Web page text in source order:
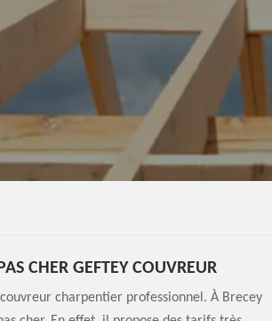
CHER GEFTEY COUVREUR
charpentier professionnel. À Brecey